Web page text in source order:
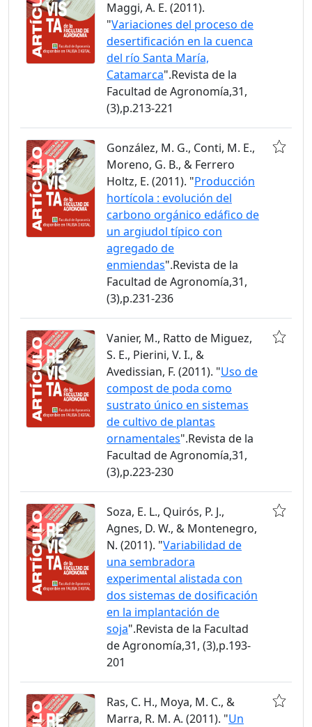
Maggi, A. E. (2011).
"Variaciones del proceso de
desertificación en la cuenca
del río Santa María,
Catamarca".Revista de la
Facultad de Agronomía,31,
(3),p.213-221
González, M. G., Conti, M. E.,
Moreno, G. B., & Ferrero
Holtz, E. (2011). "Producción
hortícola : evolución del
carbono orgánico edáfico de
un argiudol típico con
agregado de
enmiendas".Revista de la
Facultad de Agronomía,31,
(3),p.231-236
Vanier, M., Ratto de Miguez,
S. E., Pierini, V. I., &
Avedissian, F. (2011). "Uso de
compost de poda como
sustrato único en sistemas
de cultivo de plantas
ornamentales".Revista de la
Facultad de Agronomía,31,
(3),p.223-230
Soza, E. L., Quirós, P. J.,
Agnes, D. W., & Montenegro,
N. (2011). "Variabilidad de
una sembradora
experimental alistada con
dos sistemas de dosificación
en la implantación de
soja".Revista de la Facultad
de Agronomía,31, (3),p.193-
201
Ras, C. H., Moya, M. C., &
Marra, R. M. A. (2011). "Un